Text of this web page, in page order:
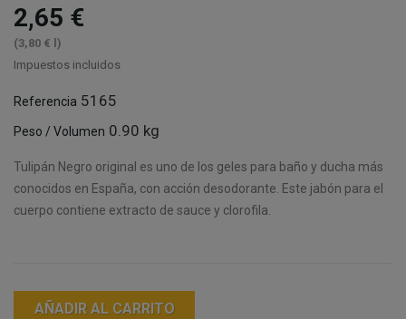
2,65 €
(3,80 € l)
Impuestos incluidos
Referencia 5165
Peso / Volumen 0.90 kg
Tulipán Negro original es uno de los geles para baño y ducha más
conocidos en España, con acción desodorante. Este jabón para el
cuerpo contiene extracto de sauce y clorofila.
AÑADIR AL CARRITO